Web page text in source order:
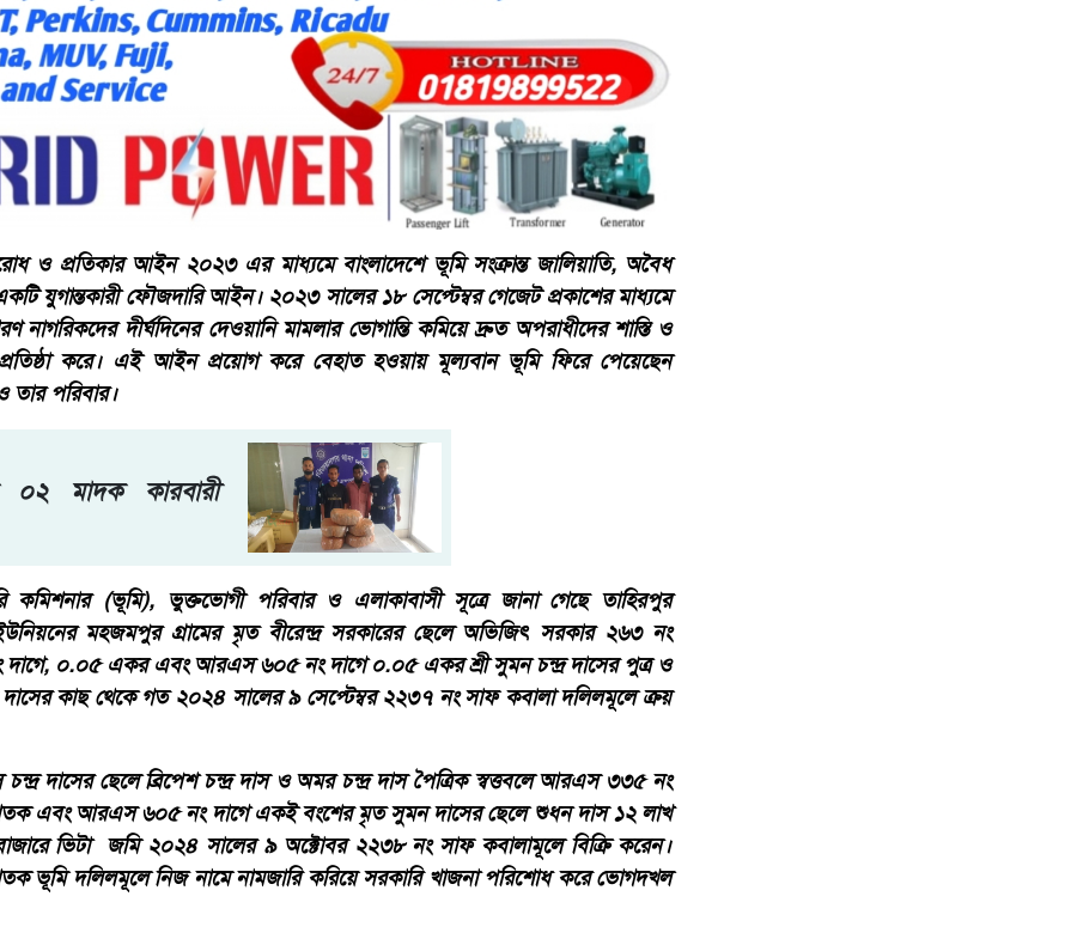
ও প্রতিকার আইন ২০২৩ এর মাধ্যমে বাংলাদেশে ভূমি সংক্রান্ত জালিয়াতি, অবৈধ
যুগান্তকারী ফৌজদারি আইন। ২০২৩ সালের ১৮ সেপ্টেম্বর গেজেট প্রকাশের মাধ্যমে
নাগরিকদের দীর্ঘদিনের দেওয়ানি মামলার ভোগান্তি কমিয়ে দ্রুত অপরাধীদের শাস্তি ও
করে। এই আইন প্রয়োগ করে বেহাত হওয়ায় মূল্যবান ভূমি ফিরে পেয়েছেন
পরিবার।
০২ মাদক কারবারী
কমিশনার (ভূমি), ভুক্তভোগী পরিবার ও এলাকাবাসী সূত্রে জানা গেছে তাহিরপুর
মহজমপুর গ্রামের মৃত বীরেন্দ্র সরকারের ছেলে অভিজিৎ সরকার ২৬৩ নং
০.০৫ একর এবং আরএস ৬০৫ নং দাগে ০.০৫ একর শ্রী সুমন চন্দ্র দাসের পুত্র ও
দাসের কাছ থেকে গত ২০২৪ সালের ৯ সেপ্টেম্বর ২২৩৭ নং সাফ কবালা দলিলমূলে ক্রয়
দাসের ছেলে ব্রিপেশ চন্দ্র দাস ও অমর চন্দ্র দাস পৈত্রিক স্বত্তবলে আরএস ৩৩৫ নং
এবং আরএস ৬০৫ নং দাগে একই বংশের মৃত সুমন দাসের ছেলে শুধন দাস ১২ লাখ
ভিটা জমি ২০২৪ সালের ৯ অক্টোবর ২২৩৮ নং সাফ কবালামূলে বিক্রি করেন।
ভূমি দলিলমূলে নিজ নামে নামজারি করিয়ে সরকারি খাজনা পরিশোধ করে ভোগদখল